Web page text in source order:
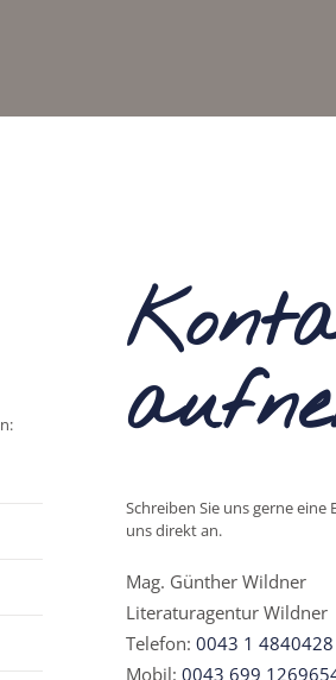
Schreiben Sie uns gerne eine
uns direkt an.
Mag. Günther Wildner
Literaturagentur Wildner
Telefon: 0043 1 4840428
Mobil: 0043 699